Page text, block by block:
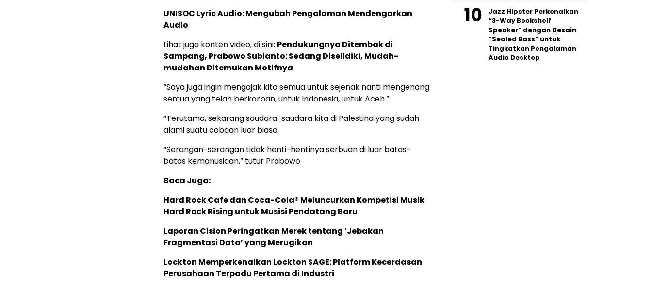
UNISOC Lyric Audio: Mengubah Pengalaman Mendengarkan
Audio
Lihat juga konten video, di sini: Pendukungnya Ditembak di
Sampang, Prabowo Subianto: Sedang Diselidiki, Mudah-
mudahan Ditemukan Motifnya
“Saya juga ingin mengajak kita semua untuk sejenak nanti mengenang
semua yang telah berkorban, untuk Indonesia, untuk Aceh.”
“Terutama, sekarang saudara-saudara kita di Palestina yang sudah
alami suatu cobaan luar biasa.
“Serangan-serangan tidak henti-hentinya serbuan di luar batas-
batas kemanusiaan,” tutur Prabowo
Baca Juga:
Hard Rock Cafe dan Coca-Cola® Meluncurkan Kompetisi Musik
Hard Rock Rising untuk Musisi Pendatang Baru
Laporan Cision Peringatkan Merek tentang ‘Jebakan
Fragmentasi Data’ yang Merugikan
Lockton Memperkenalkan Lockton SAGE: Platform Kecerdasan
Perusahaan Terpadu Pertama di Industri
Jazz Hipster Perkenalkan
“3-Way Bookshelf
Speaker” dengan Desain
“Sealed Bass” untuk
Tingkatkan Pengalaman
Audio Desktop